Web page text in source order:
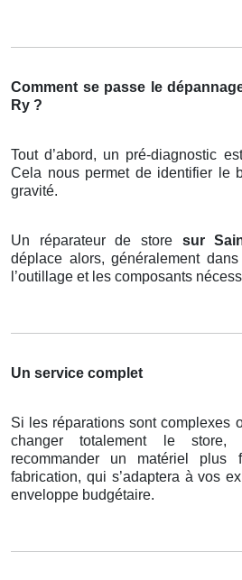
Comment se passe le
Ry ?
Tout d’abord, un pré-diagnostic
Cela nous permet de identifier le
gravité.
Un réparateur de store sur
déplace alors, généralement
l’outillage et les composants
Un service complet
Si les réparations sont complexes
changer totalement le store,
recommander un matériel
fabrication, qui s’adaptera à vos
enveloppe budgétaire.